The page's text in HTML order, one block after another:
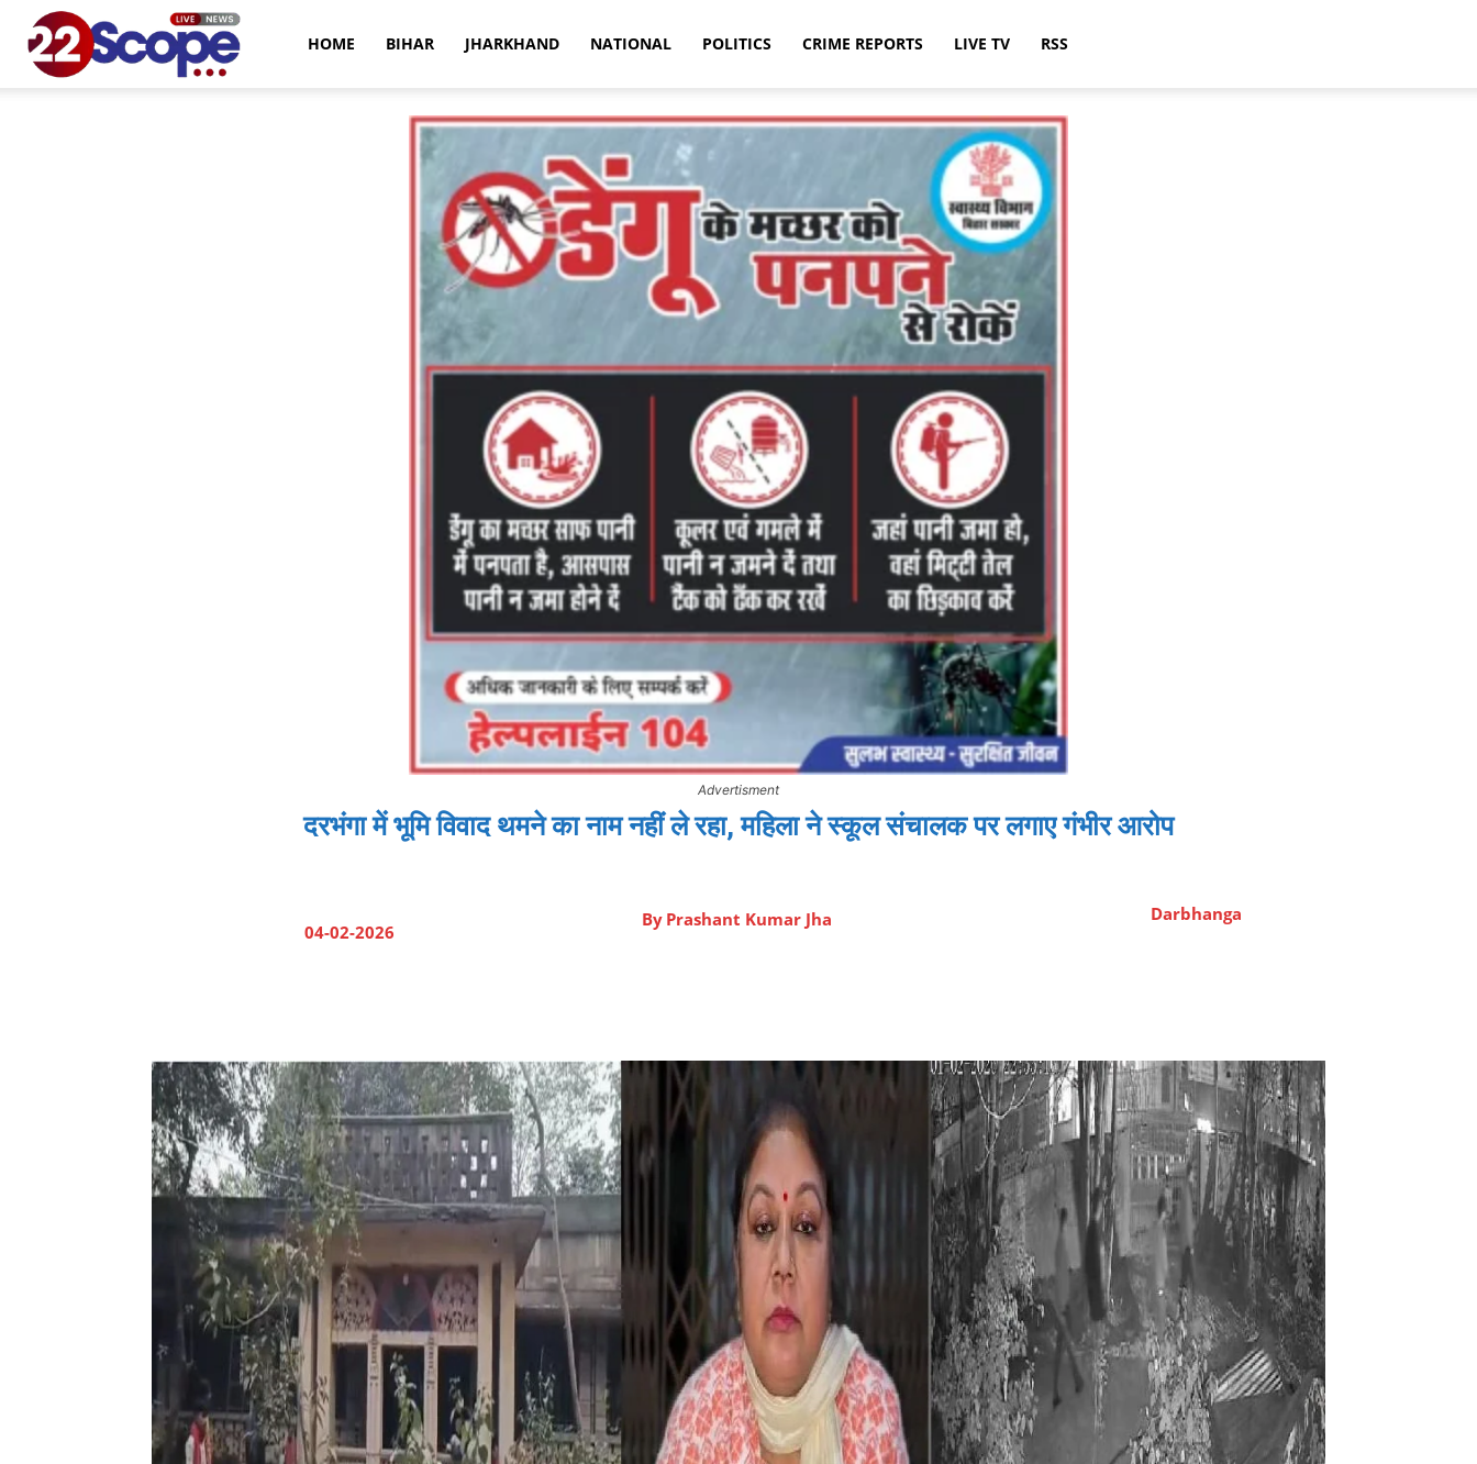
HOME BIHAR JHARKHAND NATIONAL POLITICS CRIME REPORTS LIVE TV RSS
Advertisment
दरभंगा में भूमि विवाद थमने का नाम नहीं ले रहा, महिला ने स्कूल संचालक पर लगाए गंभीर आरोप
04-02-2026
By Prashant Kumar Jha Darbhanga